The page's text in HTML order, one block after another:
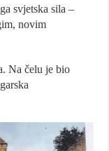
svjetska sila –
novim
Na čelu je bio